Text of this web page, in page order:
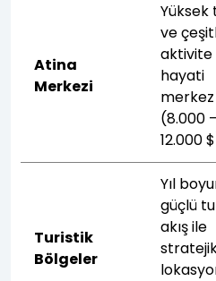
Atina
Merkezi
ve
aktivite
hayati
merkez
(8.000 –
12.000
Turistik
Bölgeler
Yıl
güçlü
akış ile